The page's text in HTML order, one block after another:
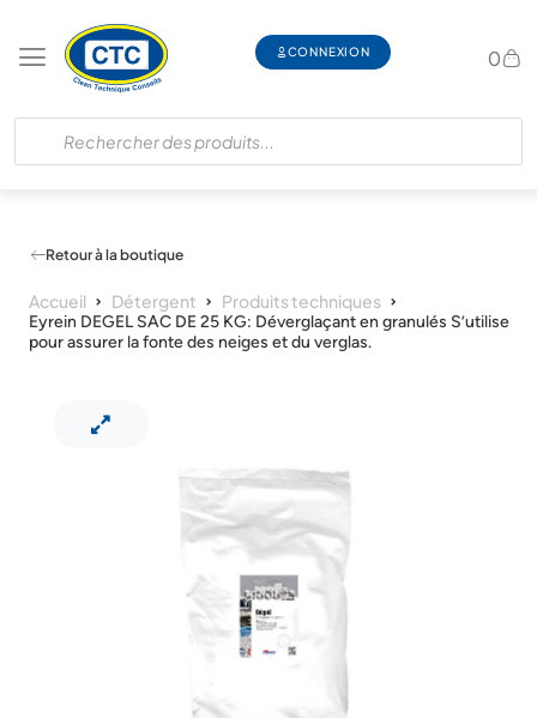
CONNEXION 0
Retour à la boutique
Accueil Détergent Produits techniques
Eyrein DEGEL SAC DE 25 KG: Déverglaçant en granulés S’utilise
pour assurer la fonte des neiges et du verglas.